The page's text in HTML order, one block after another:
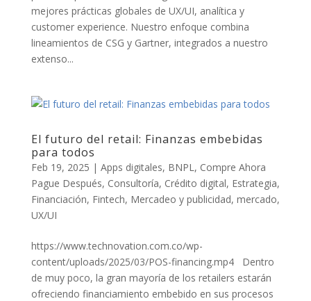
mejores prácticas globales de UX/UI, analítica y
customer experience. Nuestro enfoque combina
lineamientos de CSG y Gartner, integrados a nuestro
extenso...
El futuro del retail: Finanzas embebidas
para todos
Feb 19, 2025 | Apps digitales, BNPL, Compre Ahora
Pague Después, Consultoría, Crédito digital, Estrategia,
Financiación, Fintech, Mercadeo y publicidad, mercado,
UX/UI
https://www.technovation.com.co/wp-
content/uploads/2025/03/POS-financing.mp4 Dentro
de muy poco, la gran mayoría de los retailers estarán
ofreciendo financiamiento embebido en sus procesos